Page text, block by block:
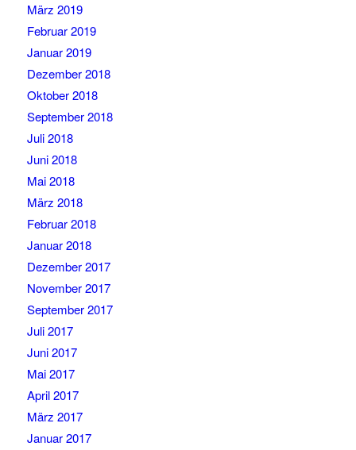
März 2019
Februar 2019
Januar 2019
Dezember 2018
Oktober 2018
September 2018
Juli 2018
Juni 2018
Mai 2018
März 2018
Februar 2018
Januar 2018
Dezember 2017
November 2017
September 2017
Juli 2017
Juni 2017
Mai 2017
April 2017
März 2017
Januar 2017